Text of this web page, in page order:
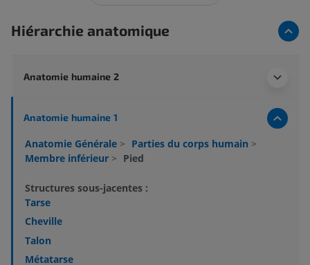
Hiérarchie anatomique
Anatomie humaine 2
Anatomie humaine 1
Anatomie Générale > Parties du corps humain >
Membre inférieur > Pied
Structures sous-jacentes :
Tarse
Cheville
Talon
Métatarse